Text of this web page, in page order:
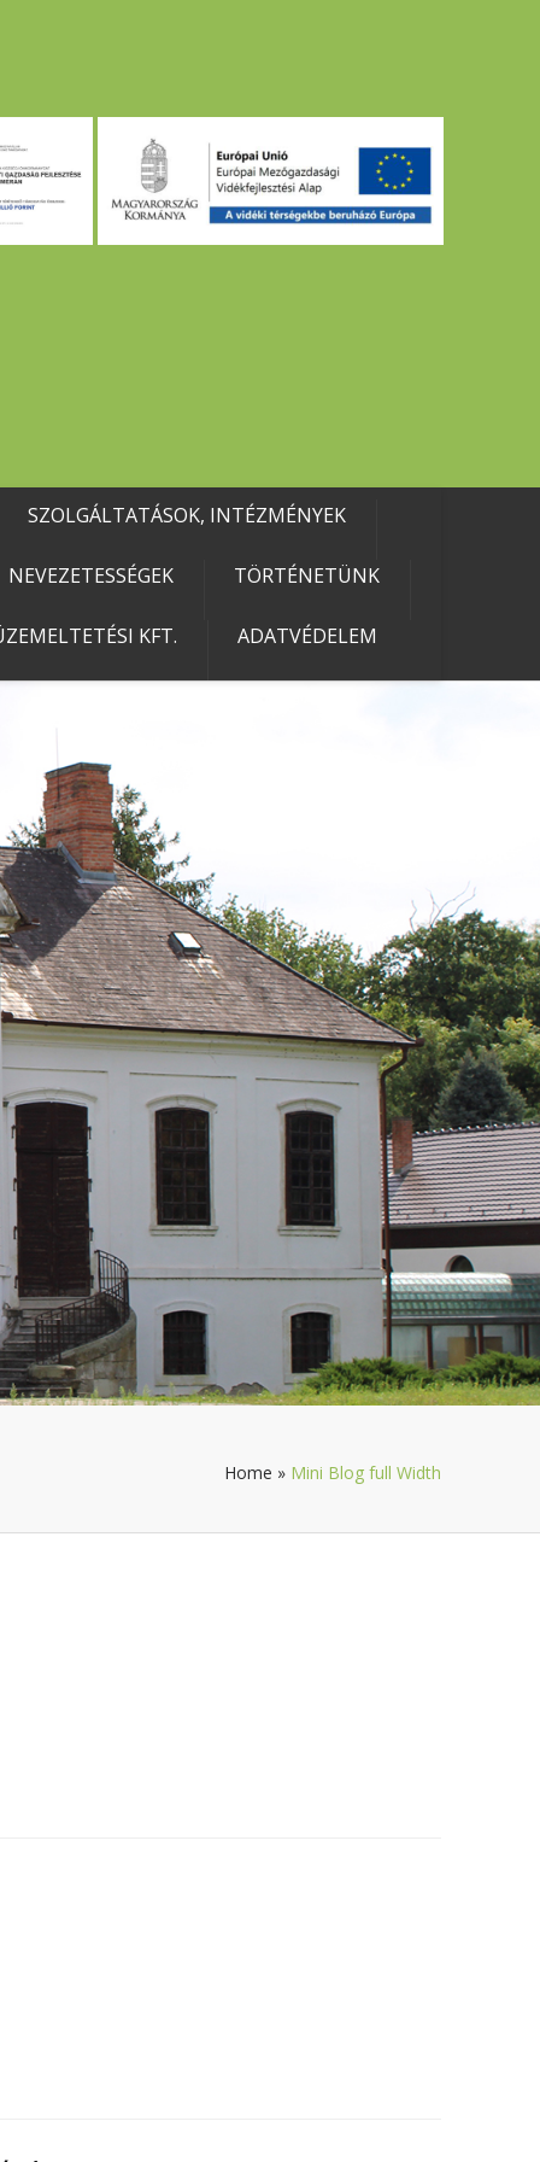
SZOLGÁLTATÁSOK, INTÉZMÉNYEK
NEVEZETESSÉGEK TÖRTÉNETÜNK
KFT. ADATVÉDELEM
Home » Mini Blog full Width